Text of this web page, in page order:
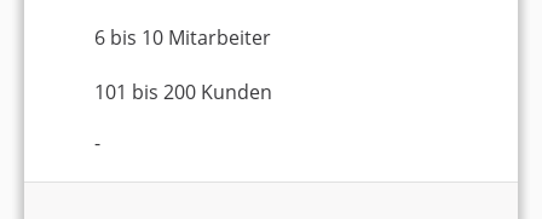
6 bis 10 Mitarbeiter
101 bis 200 Kunden
-